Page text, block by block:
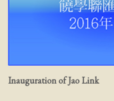
Inauguration of Jao Link ​